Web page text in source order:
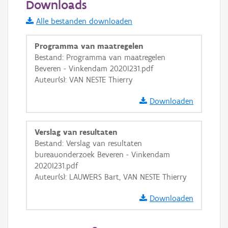
Informatie Vlaanderen
i
+ −
Basis Lagen
OSM-Basiskaart
Downloads
Alle bestanden downloaden
Programma van maatregelen
Bestand: Programma van maatregelen
Beveren - Vinkendam 2020I231.pdf
Auteur(s): VAN NESTE Thierry
Downloaden
Verslag van resultaten
Bestand: Verslag van resultaten
bureauonderzoek Beveren - Vinkendam
2020I231.pdf
Auteur(s): LAUWERS Bart, VAN NESTE Thierry
Downloaden